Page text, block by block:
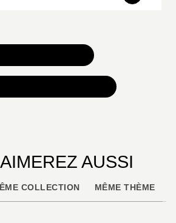
AUSSI
COLLECTION MÊME THÈME